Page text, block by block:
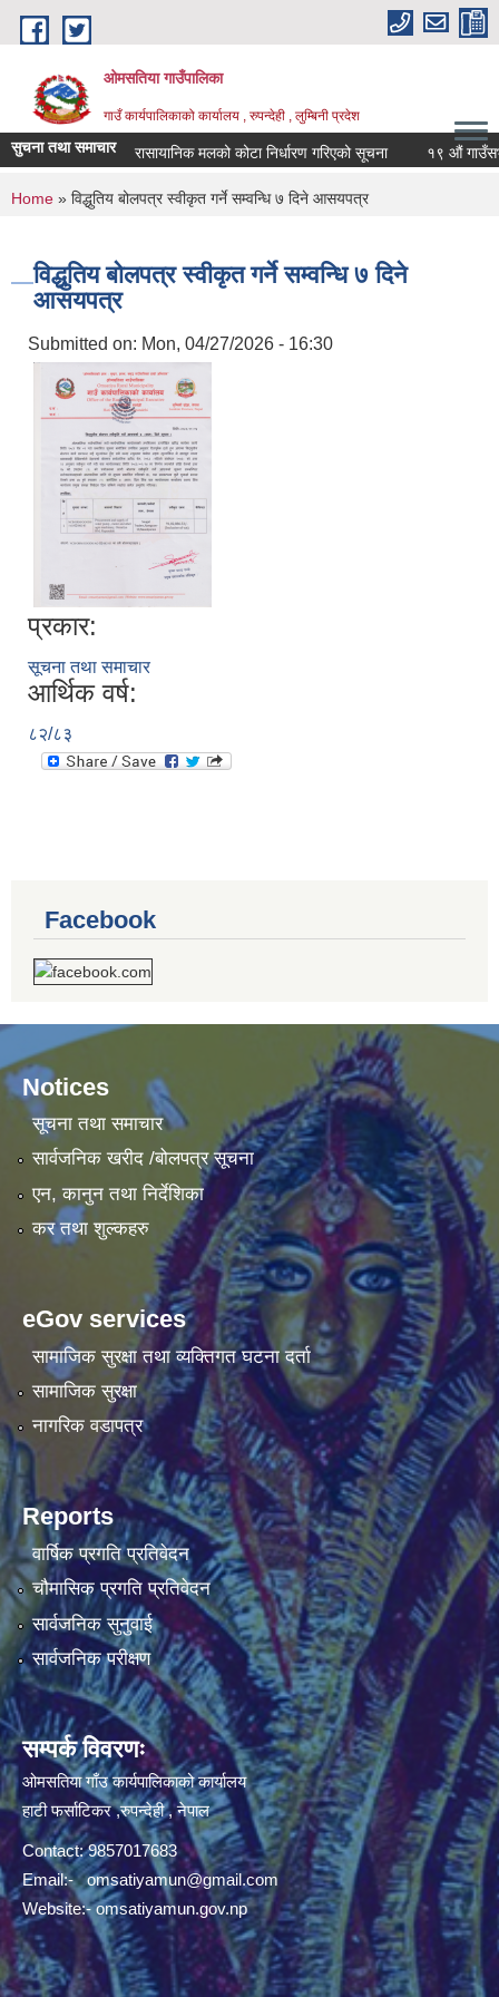
Skip to main content
ओमसतिया गाउँपालिका
गाउँ कार्यपालिकाको कार्यालय , रुपन्देही , लुम्बिनी प्रदेश
सुचना तथा समाचाररासायानिक मलको कोटा निर्धारण गरिएको सूचना १९ औं
You are here
Home » विद्धुतिय बोलपत्र स्वीकृत गर्ने सम्वन्धि ७ दिने आसयपत्र
विद्धुतिय बोलपत्र स्वीकृत गर्ने सम्वन्धि ७ दिने
आसयपत्र
Submitted on: Mon, 04/27/2026 - 16:30
प्रकार:
सूचना तथा समाचार
आर्थिक वर्ष:
८२/८३
Facebook
Notices
सूचना तथा समाचार
सार्वजनिक खरीद /बोलपत्र सूचना
एन, कानुन तथा निर्देशिका
कर तथा शुल्कहरु
eGov services
सामाजिक सुरक्षा तथा व्यक्तिगत घटना दर्ता
सामाजिक सुरक्षा
नागरिक वडापत्र
Reports
वार्षिक प्रगति प्रतिवेदन
चौमासिक प्रगति प्रतिवेदन
सार्वजनिक सुनुवाई
सार्वजनिक परीक्षण
सम्पर्क विवरणः
ओमसतिया गाँउ कार्यपालिकाको कार्यालय
हाटी फर्साटिकर ,रुपन्देही , नेपाल
Contact: 9857017683
Email:-omsatiyamun@gmail.com
Website:- omsatiyamun.gov.np